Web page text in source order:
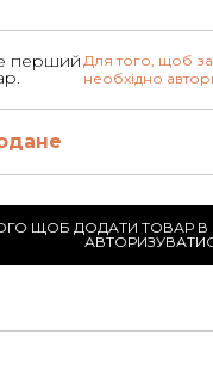
перший Для того, щоб
необхідно
ЩОБ ДОДАТИ ТОВАР В